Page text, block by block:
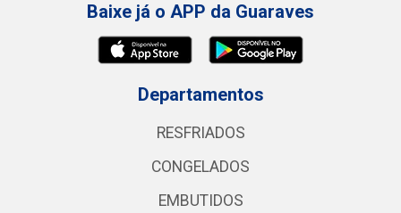
Baixe já o APP da Guaraves
Departamentos
RESFRIADOS
CONGELADOS
EMBUTIDOS